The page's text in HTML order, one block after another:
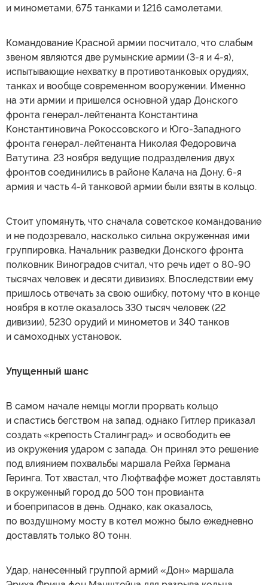
и минометами, 675 танками и 1216 самолетами.
Командование Красной армии посчитало, что слабым
звеном являются две румынские армии (3-я и 4-я),
испытывающие нехватку в противотанковых орудиях,
танках и вообще современном вооружении. Именно
на эти армии и пришелся основной удар Донского
фронта генерал-лейтенанта Константина
Константиновича Рокоссовского и Юго-Западного
фронта генерал-лейтенанта Николая Федоровича
Ватутина. 23 ноября ведущие подразделения двух
фронтов соединились в районе Калача на Дону. 6-я
армия и часть 4-й танковой армии были взяты в кольцо.
Стоит упомянуть, что сначала советское командование
и не подозревало, насколько сильна окруженная ими
группировка. Начальник разведки Донского фронта
полковник Виноградов считал, что речь идет о 80-90
тысячах человек и десяти дивизиях. Впоследствии ему
пришлось отвечать за свою ошибку, потому что в конце
ноября в котле оказалось 330 тысяч человек (22
дивизии), 5230 орудий и минометов и 340 танков
и самоходных установок.
Упущенный шанс
В самом начале немцы могли прорвать кольцо
и спастись бегством на запад, однако Гитлер приказал
создать «крепость Сталинград» и освободить ее
из окружения ударом с запада. Он принял это решение
под влиянием похвальбы маршала Рейха Германа
Геринга. Тот хвастал, что Люфтваффе может доставлять
в окруженный город до 500 тон провианта
и боеприпасов в день. Однако, как оказалось,
по воздушному мосту в котел можно было ежедневно
доставлять только 80 тонн.
Удар, нанесенный группой армий «Дон» маршала